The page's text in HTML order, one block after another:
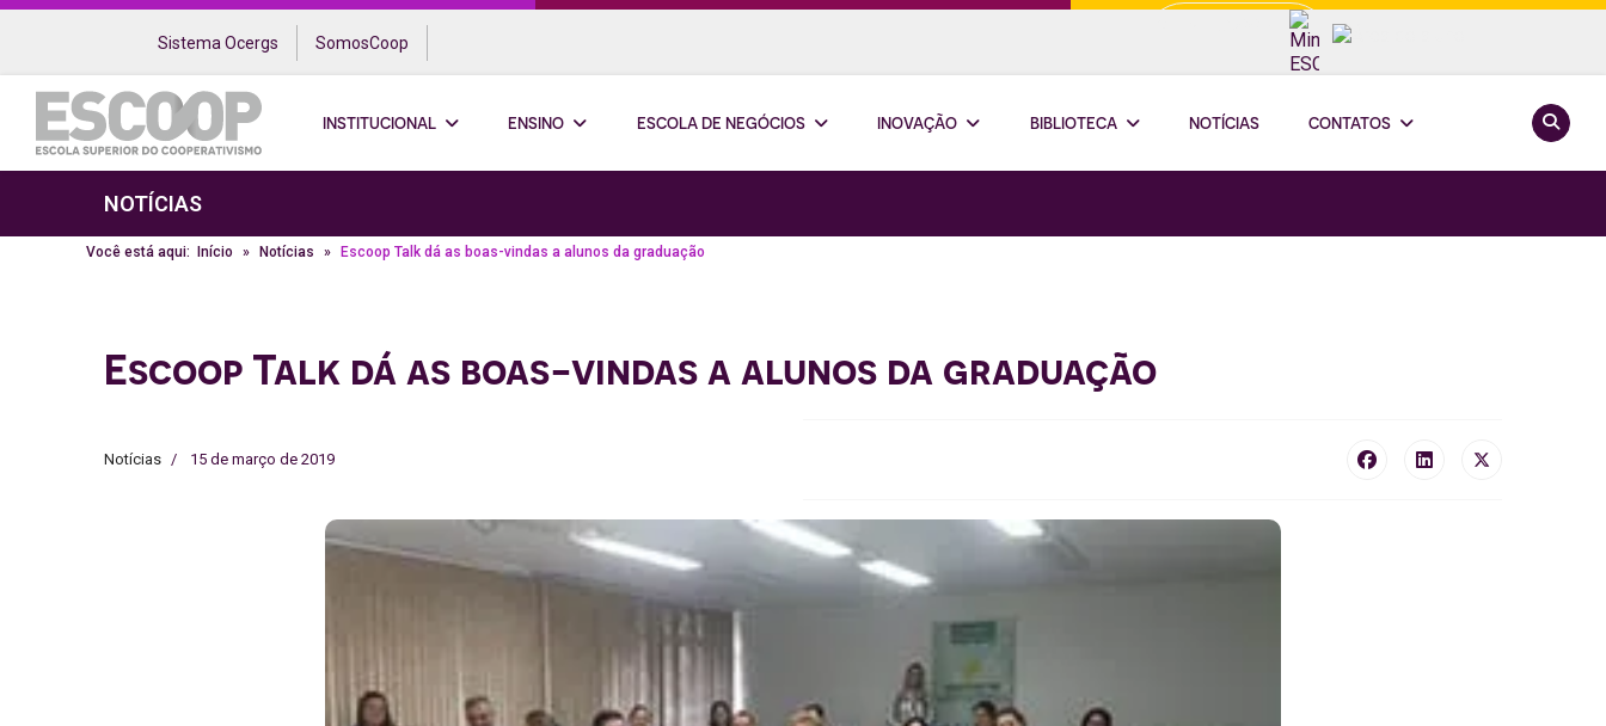
Sistema Ocergs SomosCoop
INSTITUCIONAL ENSINO ESCOLA DE NEGÓCIOS INOVAÇÃO BIBLIOTECA NOTÍCIAS CONTATOS
NOTÍCIAS
Você está aqui: Início Notícias Escoop Talk dá as boas-vindas a alunos da graduação
Escoop Talk dá as boas-vindas a alunos da graduação
Notícias 15 de março de 2019